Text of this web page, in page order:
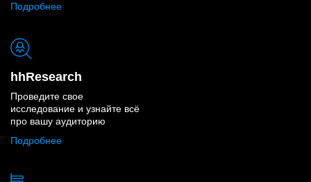
Подробнее
hhResearch
Проведите свое
исследование и узнайте всё
про вашу аудиторию
Подробнее